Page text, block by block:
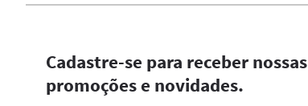
Cadastre-se para receber nossas
promoções e novidades.